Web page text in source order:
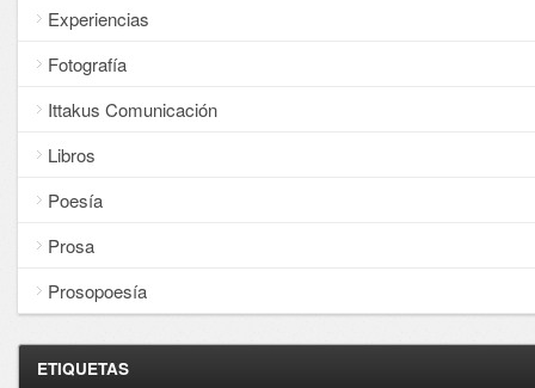
Experiencias
Fotografía
Ittakus Comunicación
Libros
Poesía
Prosa
Prosopoesía
ETIQUETAS